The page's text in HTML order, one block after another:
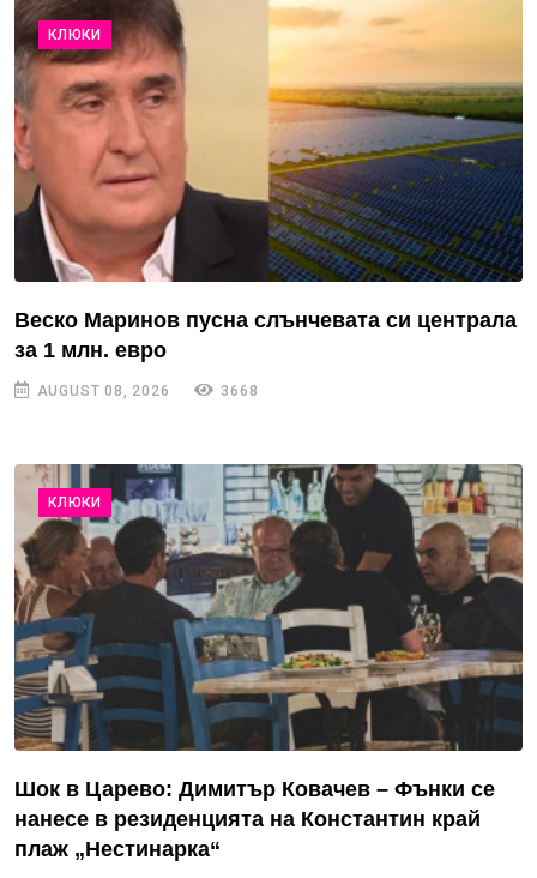
КЛЮКИ
Веско Маринов пусна слънчевата си централа
за 1 млн. евро
AUGUST 08, 2026 3668
КЛЮКИ
Шок в Царево: Димитър Ковачев – Фънки се
нанесе в резиденцията на Константин край
плаж „Нестинарка“